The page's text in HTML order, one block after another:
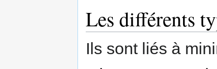
Les différents
Ils sont liés à